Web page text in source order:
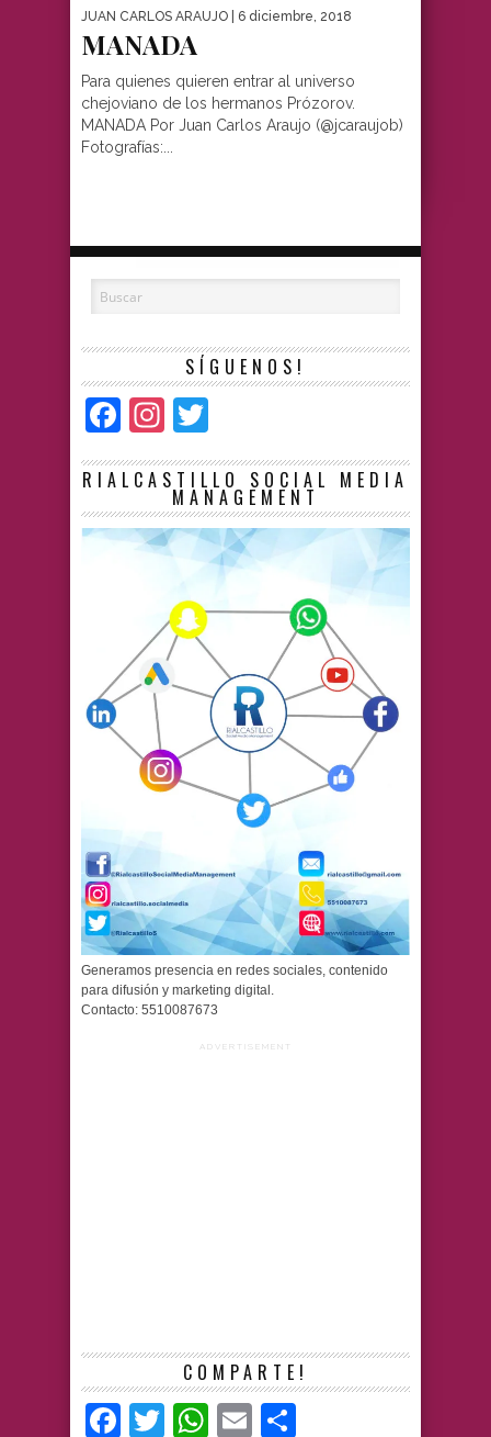
JUAN CARLOS ARAUJO | 6 diciembre, 2018
MANADA
Para quienes quieren entrar al universo
chejoviano de los hermanos Prózorov.
MANADA Por Juan Carlos Araujo (@jcaraujob)
Fotografías:...
SÍGUENOS!
Facebook
Instagram
RIALCASTILLO SOCIAL MEDIA
MANAGEMENT
Generamos presencia en redes sociales, contenido
para difusión y marketing digital.
Contacto: 5510087673
ADVERTISEMENT
COMPARTE!
Facebook
TwitterWhatsApp
Email